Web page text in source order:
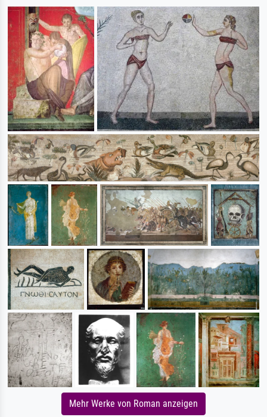
Mehr Werke von Roman anzeigen